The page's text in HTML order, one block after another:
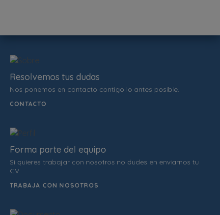
Resolvemos tus dudas
Nos ponemos en contacto contigo lo antes posible.
CONTACTO
Forma parte del equipo
Si quieres trabajar con nosotros no dudes en enviarnos tu
CV.
TRABAJA CON NOSOTROS